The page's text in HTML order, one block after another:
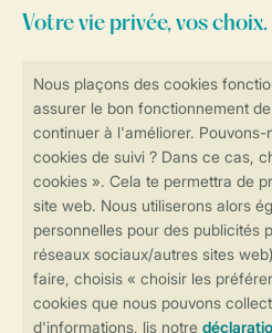
Réservations en ligne
Transmission sécurisée des
Paiement sécurisé
contactez notreContact Center.